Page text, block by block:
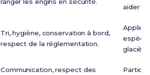
ranger les engins en sécurité.
aider
Tri, hygiène, conservation à bord,
respect de la réglementation.
Communication, respect des